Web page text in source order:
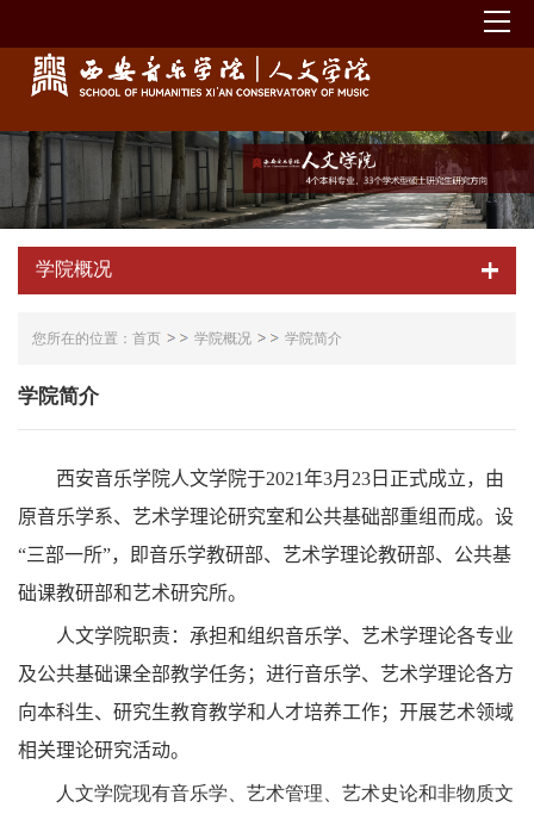
学院概况
您所在的位置： 首页 学院概况 学院简介
学院简介
西安音乐学院人文学院于2021年3月 23日正式成立，由
原音乐学系、艺术学理论研究室和公共基础部重组而成。设
“三部一所”，即音乐学教研部、艺术学理论教研部、公共基
础课教研部和艺术研究所。
人文学院职责：承担和组织音乐学、艺术学理论各专业
及公共基础课全部教学任务；进行音乐学、艺术学理论各方
向本科生、研究生教育教学和人才培养工作；开展艺术领域
相关理论研究活动。
人文学院现有音乐学、艺术管理、艺术史论和非物质文